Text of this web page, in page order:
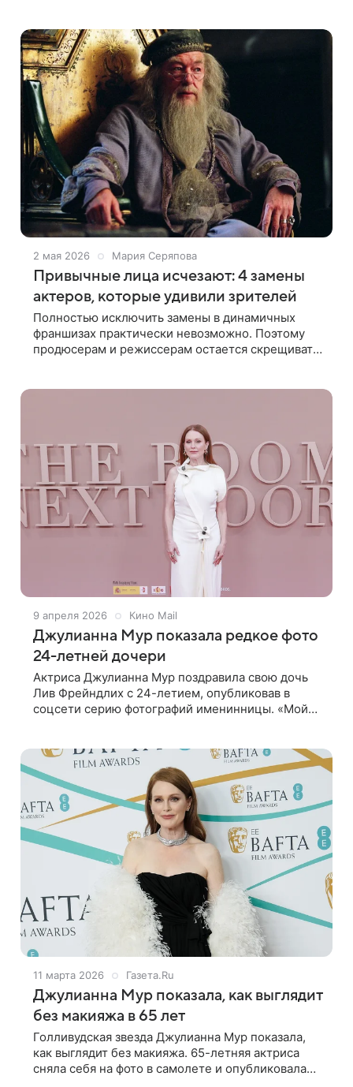
2 мая 2026 Мария Серяпова
Привычные лица исчезают: 4 замены
актеров, которые удивили зрителей
Полностью исключить замены в динамичных
франшизах практически невозможно. Поэтому
продюсерам и режиссерам остается скрещивать
9 апреля 2026 Кино Mail
Джулианна Мур показала редкое фото
24-летней дочери
Актриса Джулианна Мур поздравила свою дочь
Лив Фрейндлих с 24-летием, опубликовав в
соцсети серию фотографий именинницы. «Мой
11 марта 2026 Газета.Ru
Джулианна Мур показала, как выглядит
без макияжа в 65 лет
Голливудская звезда Джулианна Мур показала,
как выглядит без макияжа. 65-летняя актриса
сняла себя на фото в самолете и опубликовала